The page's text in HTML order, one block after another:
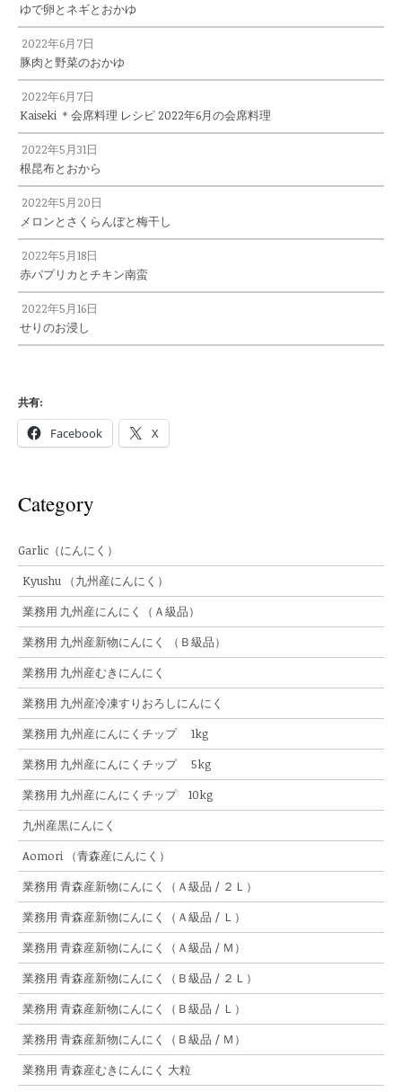
ゆで卵とネギとおかゆ
2022年6月7日
豚肉と野菜のおかゆ
2022年6月7日
Kaiseki ＊会席料理 レシピ 2022年6月の会席料理
2022年5月31日
根昆布とおから
2022年5月20日
メロンとさくらんぼと梅干し
2022年5月18日
赤パプリカとチキン南蛮
2022年5月16日
せりのお浸し
共有:
Facebook X
Category
Garlic（にんにく）
Kyushu （九州産にんにく）
業務用 九州産にんにく（Ａ級品）
業務用 九州産新物にんにく （Ｂ級品）
業務用 九州産むきにんにく
業務用 九州産冷凍すりおろしにんにく
業務用 九州産にんにくチップ 1kg
業務用 九州産にんにくチップ 5kg
業務用 九州産にんにくチップ 10kg
九州産黒にんにく
Aomori （青森産にんにく）
業務用 青森産新物にんにく（Ａ級品 / ２Ｌ）
業務用 青森産新物にんにく（Ａ級品 / Ｌ）
業務用 青森産新物にんにく（Ａ級品 / Ｍ）
業務用 青森産新物にんにく（Ｂ級品 / ２Ｌ）
業務用 青森産新物にんにく（Ｂ級品 / Ｌ）
業務用 青森産新物にんにく（Ｂ級品 / Ｍ）
業務用 青森産むきにんにく 大粒